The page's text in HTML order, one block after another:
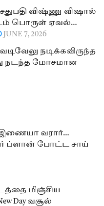
விஷ்ணு விஷால்
பொருள் ஏவல்…
JUNE 7, 2026
நடிக்கவிருந்த
நடந்த மோசமான
இணையா வரார்…
ப்ளான் போட்ட சாய்
மிஞ்சிய
Day வசூல்